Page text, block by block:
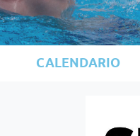
CALENDARIO